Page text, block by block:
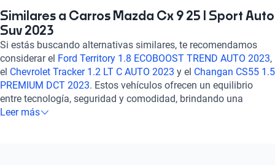
calificación destacada en seguridad y confort, este Mazda te
ofrece la experiencia de conducción que mereces. Atrévete a
vivir la emoción de la carretera con el Mazda CX-9 2.5 I SPORT
AUTO 2023. ¡Tu próximo viaje comienza aquí!
Similares a Carros Mazda Cx 9 25 I Sport Auto
Suv 2023
Si estás buscando alternativas similares, te recomendamos
considerar el Ford Territory 1.8 ECOBOOST TREND AUTO 2023,
el Chevrolet Tracker 1.2 LT C AUTO 2023 y el Changan CS55 1.5
PREMIUM DCT 2023. Estos vehículos ofrecen un equilibrio
entre tecnología, seguridad y comodidad, brindando una
experiencia de conducción confiable y satisfactoria. Explora
Leer más